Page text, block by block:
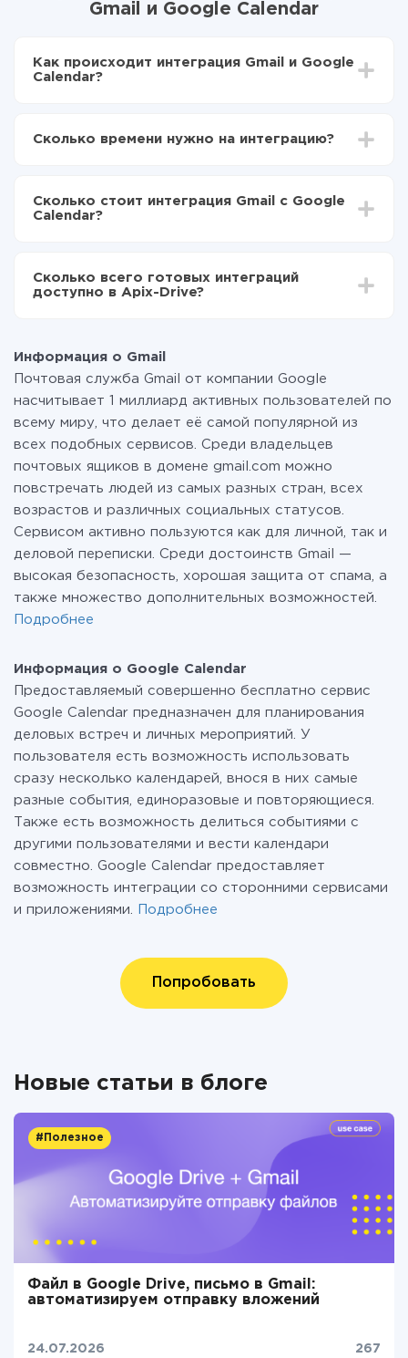
Gmail и Google Calendar
Как происходит интеграция Gmail и Google
Calendar?
Выбираете какие данные передавать из Gmail в
Теперь данные будут автоматически
передаваться из Gmail в Google Calendar
Сколько времени нужно на интеграцию?
отличаться и составлять от 5-ти до 30-минут. В
среднем настройка занимает 10-15 минут.
Сколько стоит интеграция Gmail с Google
Calendar?
функционал. Вы оплачиваете только количество
данных, которые по факту передаются из одной
перейти на платный, при необходимости. Подробнее
о тарифах.
Сколько всего готовых интеграций
доступно в Apix-Drive?
Информация о Gmail
Почтовая служба Gmail от компании Google
насчитывает 1 миллиард активных пользователей по
всему миру, что делает её самой популярной из
всех подобных сервисов. Среди владельцев
почтовых ящиков в домене gmail.com можно
повстречать людей из самых разных стран, всех
возрастов и различных социальных статусов.
Сервисом активно пользуются как для личной, так и
деловой переписки. Среди достоинств Gmail —
высокая безопасность, хорошая защита от спама, а
также множество дополнительных возможностей.
Подробнее
Информация о Google Calendar
Предоставляемый совершенно бесплатно сервис
Google Calendar предназначен для планирования
деловых встреч и личных мероприятий. У
пользователя есть возможность использовать
сразу несколько календарей, внося в них самые
разные события, единоразовые и повторяющиеся.
Также есть возможность делиться событиями с
другими пользователями и вести календари
совместно. Google Calendar предоставляет
возможность интеграции со сторонними сервисами
и приложениями.
Подробнее
Попробовать
Новые статьи в блоге
#Полезное
Файл в Google Drive, письмо в Gmail:
автоматизируем отправку вложений
24.07.2026 267